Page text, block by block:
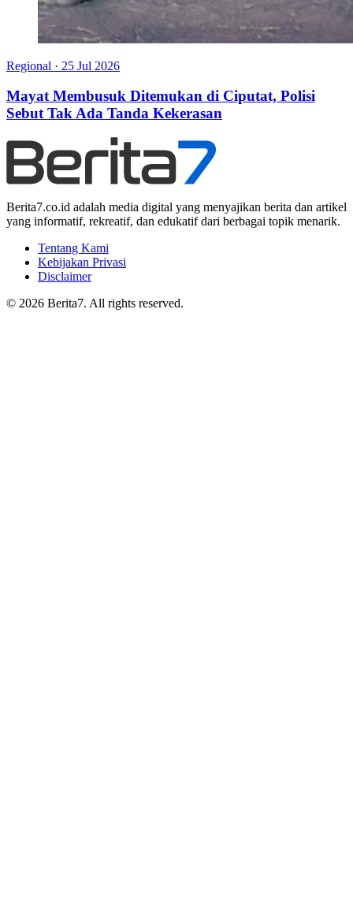
Regional · 25 Jul 2026
Mayat Membusuk Ditemukan di Ciputat, Polisi
Sebut Tak Ada Tanda Kekerasan
Berita7.co.id adalah media digital yang menyajikan berita dan artikel
yang informatif, rekreatif, dan edukatif dari berbagai topik menarik.
Tentang Kami
Kebijakan Privasi
Disclaimer
© 2026 Berita7. All rights reserved.